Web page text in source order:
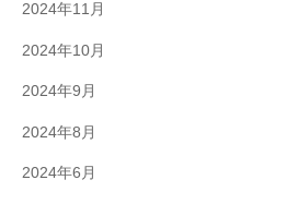
2024年11月
2024年10月
2024年9月
2024年8月
2024年6月